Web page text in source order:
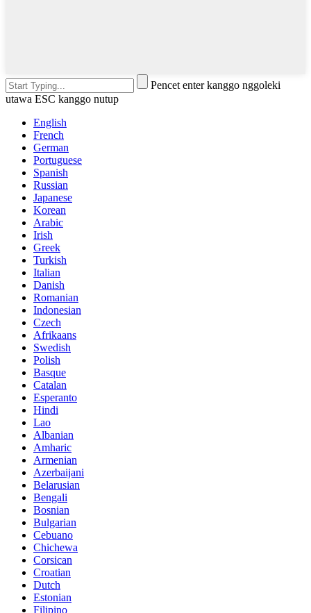
Pencet enter kanggo nggoleki
utawa ESC kanggo nutup
English
French
German
Portuguese
Spanish
Russian
Japanese
Korean
Arabic
Irish
Greek
Turkish
Italian
Danish
Romanian
Indonesian
Czech
Afrikaans
Swedish
Polish
Basque
Catalan
Esperanto
Hindi
Lao
Albanian
Amharic
Armenian
Azerbaijani
Belarusian
Bengali
Bosnian
Bulgarian
Cebuano
Chichewa
Corsican
Croatian
Dutch
Estonian
Filipino